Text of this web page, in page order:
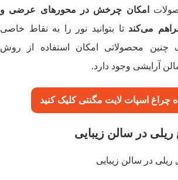
امکان چرخش در محورهای عرضی و
می‌کندتا بتوانید نور را به نقاط خاصی
چنین محصولاتی امکان استفاده از روش
آرایشی وجود دارد.
چراغ اسپات لایت مگنتیکلیک کنید
ریلی در سالن زیبایی